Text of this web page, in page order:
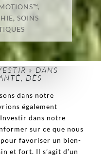
,
, SOINS
» DANS
DÈS
dans notre
également
dans notre
sur ce que nous
favoriser un bien-
et fort. Il s’agit d’un